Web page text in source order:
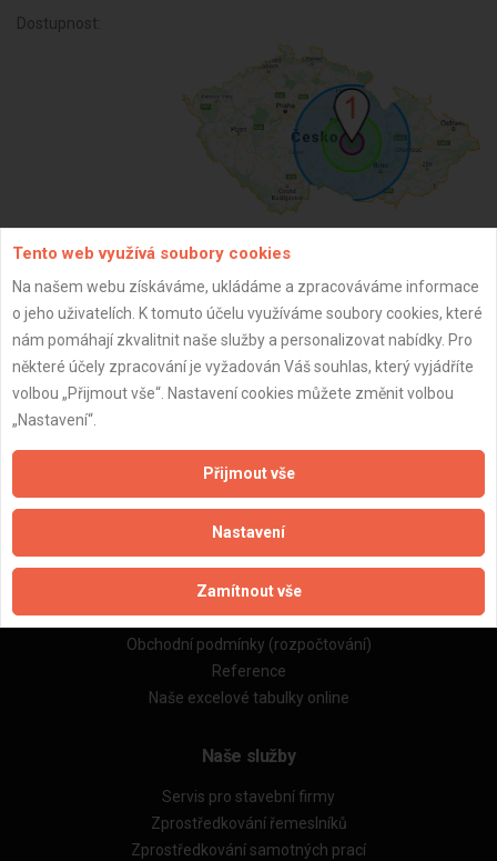
Dostupnost:
ZPĚT
Aktualizováno z portálu ARES dne 01.12.2024 00:15:06
Důležité informace
Naše firmy a řemeslníci
Zpracování a ochrana osobních údajů
Zásady pro používání souborů cookie
Obchodní podmínky (zprostředkování)
Obchodní podmínky (rozpočtování)
Reference
Naše excelové tabulky online
Naše služby
Servis pro stavební firmy
Zprostředkování řemeslníků
Zprostředkování samotných prací
Tento web využívá soubory cookies
Na našem webu získáváme, ukládáme a zpracováváme informace
o jeho uživatelích. K tomuto účelu využíváme soubory cookies, které
nám pomáhají zkvalitnit naše služby a personalizovat nabídky. Pro
některé účely zpracování je vyžadován Váš souhlas, který vyjádříte
volbou „Přijmout vše“. Nastavení cookies můžete změnit volbou
„Nastavení“.
Přijmout vše
Nastavení
Zamítnout vše